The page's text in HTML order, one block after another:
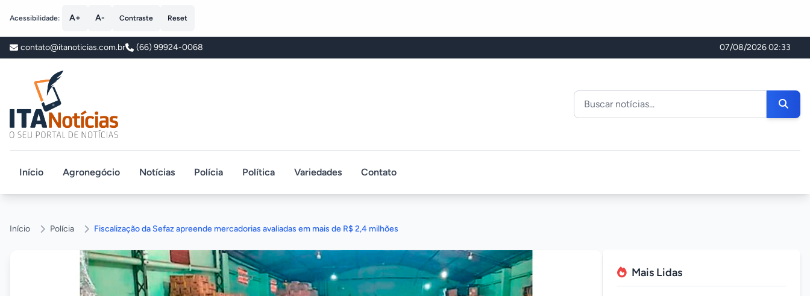
Acessibilidade: A+ A- Contraste Reset
contato@itanoticias.com.br (66) 99924-0068 07/08/2026 02:33
ITA Notícias
Buscar noticias
Início Agronegócio Notícias Polícia Política Variedades Contato
Início Polícia Fiscalização da Sefaz apreende mercadorias avaliadas em mais de R$ 2,4 milhões
Mais Lidas